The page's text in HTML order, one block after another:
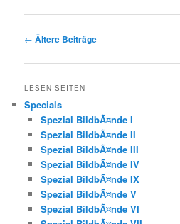
Beitrags-
← Ältere Beiträge
LESEN-SEITEN
Specials
Spezial BildbÃ¤nde I
Spezial BildbÃ¤nde II
Spezial BildbÃ¤nde III
Spezial BildbÃ¤nde IV
Spezial BildbÃ¤nde IX
Spezial BildbÃ¤nde V
Spezial BildbÃ¤nde VI